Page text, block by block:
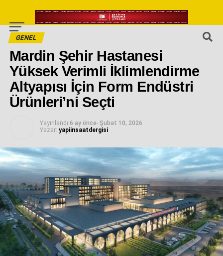
GENEL
Mardin Şehir Hastanesi
Yüksek Verimli İklimlendirme
Altyapısı İçin Form Endüstri
Ürünleri’ni Seçti
Yayınlandı 6 ay önce- Şubat 10, 2026
Yazar: yapiinsaatdergisi